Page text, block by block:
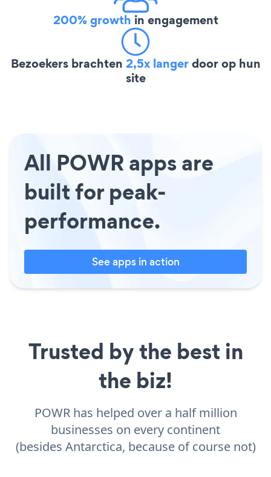
200% growth in engagement
Bezoekers brachten 2,5x langerdoor op hun
site
All POWR apps are
built for peak-
performance.
See apps in action
Trusted by the best in
the biz!
POWR has helped over a half million
businesses on every continent
(besides Antarctica, because of course not)